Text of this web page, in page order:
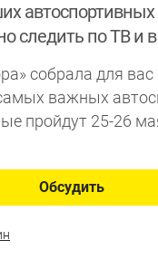
автоспортивных
следить по ТВ и
собрала для
важных
пройдут 25-26
Обсудить